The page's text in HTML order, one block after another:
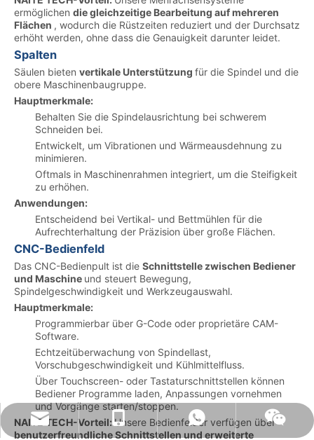
ermöglichen die gleichzeitige Bearbeitung auf mehreren
Flächen , wodurch die Rüstzeiten reduziert und der Durchsatz
erhöht werden, ohne dass die Genauigkeit darunter leidet.
Spalten
Säulen bieten vertikale Unterstützung für die Spindel und die
obere Maschinenbaugruppe.
Hauptmerkmale:
Behalten Sie die Spindelausrichtung bei schwerem
Schneiden bei.
Entwickelt, um Vibrationen und Wärmeausdehnung zu
minimieren.
Oftmals in Maschinenrahmen integriert, um die Steifigkeit
zu erhöhen.
Anwendungen:
Entscheidend bei Vertikal- und Bettmühlen für die
Aufrechterhaltung der Präzision über große Flächen.
CNC-Bedienfeld
Das CNC-Bedienpult ist die Schnittstelle zwischen Bediener
und Maschine und steuert Bewegung,
Spindelgeschwindigkeit und Werkzeugauswahl.
Hauptmerkmale:
Programmierbar über G-Code oder proprietäre CAM-
Software.
Echtzeitüberwachung von Spindellast,
Vorschubgeschwindigkeit und Kühlmittelfluss.
Über Touchscreen- oder Tastaturschnittstellen können
Bediener Programme laden, Anpassungen vornehmen
und Vorgänge starten/stoppen.
NAITE TECH-Vorteil:Unsere Bedienfelder verfügen über
benutzerfreundliche Schnittstellen und erweiterte
naiteservice@naitetech.com
+86 18018270716
WhatsApp
Wechat